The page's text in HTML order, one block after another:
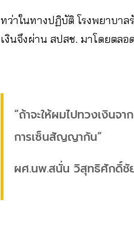
ทว่าในทางปฏิบัติ โรงพยาบา
เงินจึงผ่าน สปสช. มาโดยตล
“ถ้าจะให้ผมไปทวงเงิน
การเซ็นสัญญากัน”
ผศ.นพ.สนั่น วิสุทธิศักดิ์ชั